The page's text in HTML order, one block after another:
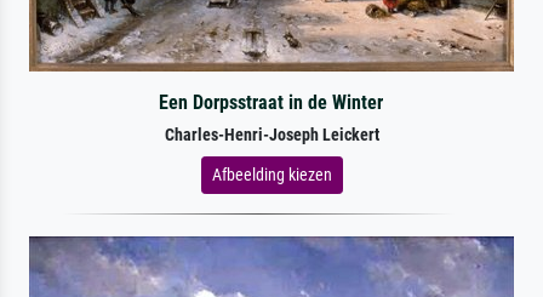
Een Dorpsstraat in de Winter
Charles-Henri-Joseph Leickert
Afbeelding kiezen